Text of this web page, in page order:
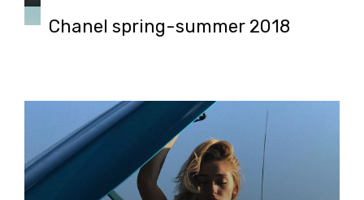
Chanel spring-summer 2018